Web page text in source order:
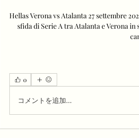
Hellas Verona vs Atalanta 27 settembre
sfida di Serie A tra Atalanta e Verona
0
コメントを追加…